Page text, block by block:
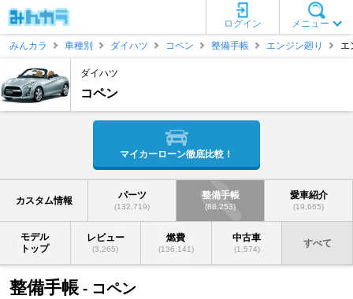
メニュー
ログイン
みんカラ
車種別 ダイハツ コペン 整備手帳 エンジン廻り エ
ダイハツ
コペン
マイカーローン徹底比較！
カスタム情報 パーツ
(132,719)
整備手帳
(88,253)
愛車紹介
(19,665)
モデル
トップ
レビュー
(3,265)
燃費
(136,141)
中古車
(1,574)
すべて
整備手帳 - コペン